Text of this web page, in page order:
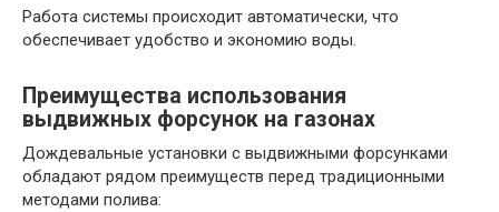
Работа системы происходит автоматически, что
обеспечивает удобство и экономию воды.
Преимущества использования
выдвижных форсунок на газонах
Дождевальные установки с выдвижными форсунками
обладают рядом преимуществ перед традиционными
методами полива: